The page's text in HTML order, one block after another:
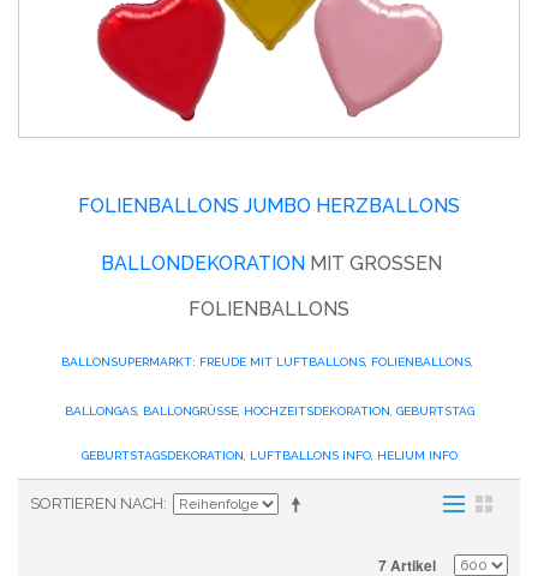
FOLIENBALLONS JUMBO HERZBALLONS
BALLONDEKORATION MIT GROSSEN F
OLIENBALLONS
BALLONSUPERMARKT: FREUDE MIT LUFTBALLONS FOLIENBALLONS
BALLONGAS, BALLONGRÜSSE , HOCHZEITSDEKORATION GEBURTSTAG
GEBURTSTAGSDEKORATION LUFTBALLONS INFO, HELIUM INFO
SORTIEREN NACH
7 Artikel